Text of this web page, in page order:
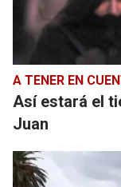
A TENER EN
Así estará el
Juan